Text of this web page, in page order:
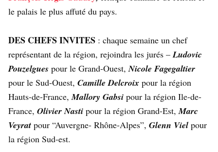
le palais le plus affuté du pays.
DES CHEFS INVITES : chaque semaine un chef
représentant de la région, rejoindra les jurés –Ludovic
Pouzelgues pour le Grand-Ouest, Nicole Fagegaltier
pour le Sud-Ouest, Camille Delcroix pour la région
Hauts-de-France,Mallory Gabsi pour la région Ile-de-
France, Olivier Nasti pour la région Grand-Est, Marc
Veyrat pour “Auvergne- Rhône-Alpes”, Glenn Viel pour
la région Sud-est.